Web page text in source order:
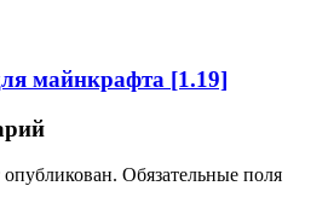
майнкрафта [1.19]
Обязательные поля